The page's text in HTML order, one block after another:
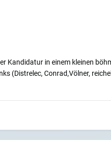
Kandidatur in einem kleinen
(Distrelec, Conrad,Völner,